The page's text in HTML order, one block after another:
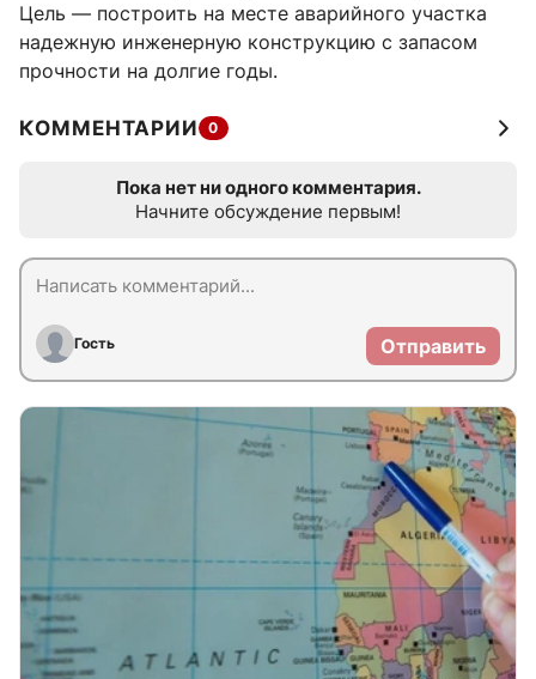
Цель — построить на месте аварийного участка
надежную инженерную конструкцию с запасом
прочности на долгие годы.
КОММЕНТАРИИ 0
Пока нет ни одного комментария.
Начните обсуждение первым!
Гость Отправить